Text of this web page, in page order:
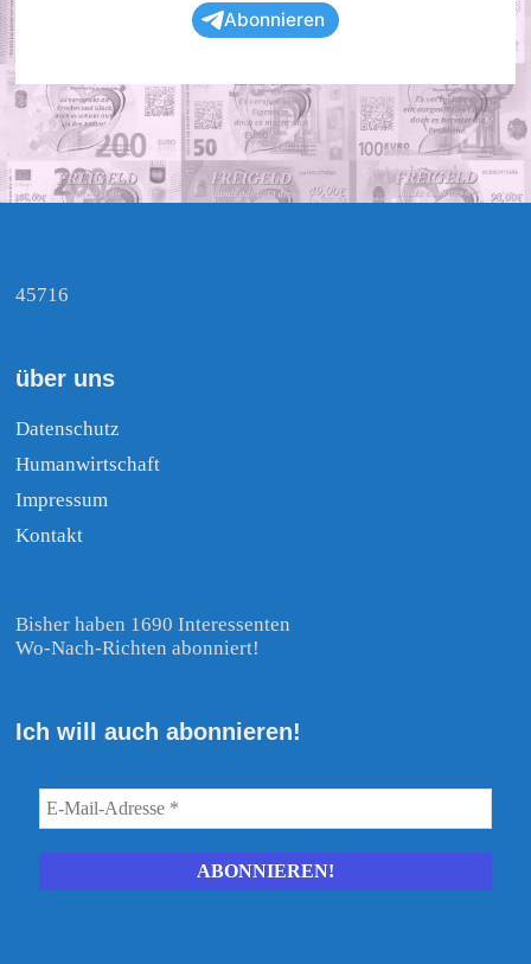
Abonnieren
45716
über uns
Datenschutz
Humanwirtschaft
Impressum
Kontakt
Bisher haben 1690 Interessenten
Wo-Nach-Richten abonniert!
Ich will auch abonnieren!